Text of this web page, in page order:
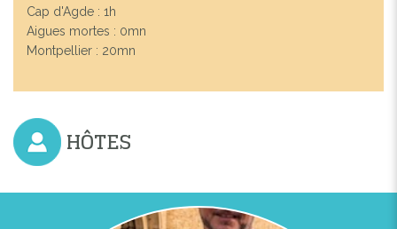
Cap d'Agde : 1h
Aigues mortes : 0mn
Montpellier : 20mn
HÔTES